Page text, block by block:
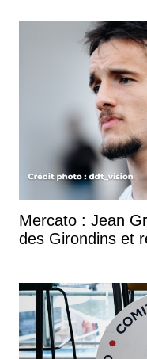
Mercato : Jean
des Girondins et